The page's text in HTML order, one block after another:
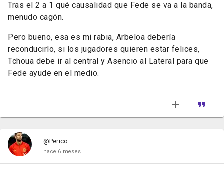
Tras el 2 a 1 qué causalidad que Fede se va a la banda,
menudo cagón.
Pero bueno, esa es mi rabia, Arbeloa debería
reconducirlo, si los jugadores quieren estar felices,
Tchoua debe ir al central y Asencio al Lateral para que
Fede ayude en el medio.
@Perico
hace 6 meses